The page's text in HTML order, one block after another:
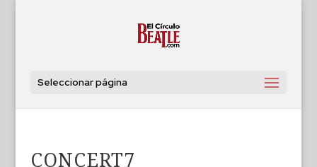
Seleccionar página
CONCERT7